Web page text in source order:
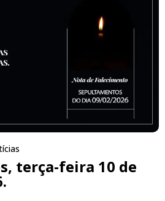
terça-feira 10 de